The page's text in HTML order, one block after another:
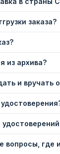
заказа?
из архива?
и вручать
вопросы, где